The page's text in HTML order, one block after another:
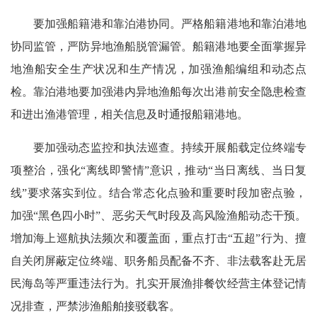
要加强船籍港和靠泊港协同。严格船籍港地和靠泊港地
协同监管，严防异地渔船脱管漏管。船籍港地要全面掌握异
地渔船安全生产状况和生产情况，加强渔船编组和动态点
检。靠泊港地要加强港内异地渔船每次出港前安全隐患检查
和进出渔港管理，相关信息及时通报船籍港地。
要加强动态监控和执法巡查。持续开展船载定位终端专
项整治，强化“离线即警情”意识，推动“当日离线、当日复
线”要求落实到位。结合常态化点验和重要时段加密点验，
加强“黑色四小时”、恶劣天气时段及高风险渔船动态干预。
增加海上巡航执法频次和覆盖面，重点打击“五超”行为、擅
自关闭屏蔽定位终端、职务船员配备不齐、非法载客赴无居
民海岛等严重违法行为。扎实开展渔排餐饮经营主体登记情
况排查，严禁涉渔船舶接驳载客。